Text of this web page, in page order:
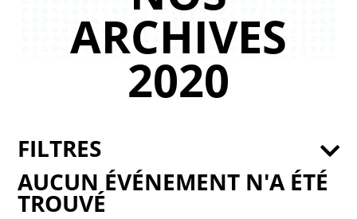
ARCHIVES
2020
AUCUN ÉVÉNEMENT N'A ÉTÉ
TROUVÉ
FILTRES